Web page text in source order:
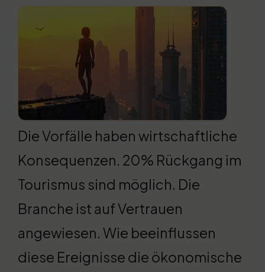
Die Vorfälle haben wirtschaftliche
Konsequenzen. 20% Rückgang im
Tourismus sind möglich. Die
Branche ist auf Vertrauen
angewiesen. Wie beeinflussen
diese Ereignisse die ökonomische